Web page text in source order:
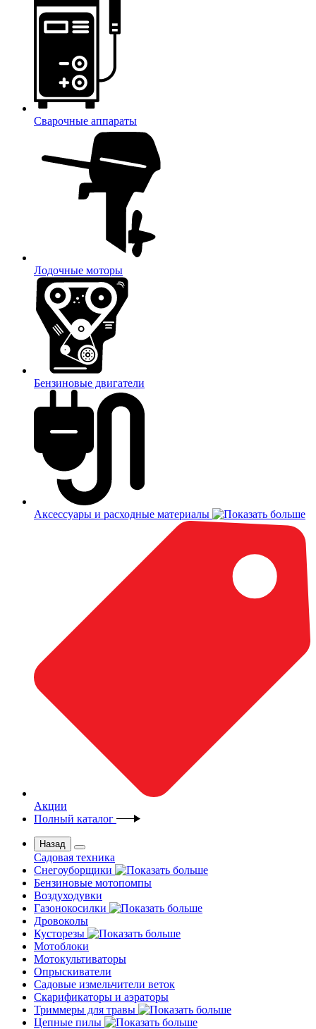
Сварочные аппараты
Лодочные моторы
Бензиновые двигатели
Аксессуары и расходные материалы
Акции
Полный каталог
Назад
Садовая техника
Снегоуборщики
Бензиновые мотопомпы
Воздуходувки
Газонокосилки
Дровоколы
Кусторезы
Мотоблоки
Мотокультиваторы
Опрыскиватели
Садовые измельчители веток
Скарификаторы и аэраторы
Триммеры для травы
Цепные пилы